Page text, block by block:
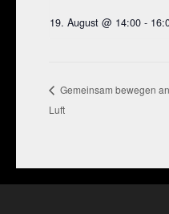
19. August @ 14:00 -
Gemeinsam bewegen
Luft